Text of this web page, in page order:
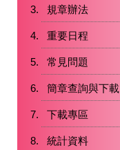
規章辦法
重要日程
常見問題
簡章查詢與下載
下載專區
統計資料